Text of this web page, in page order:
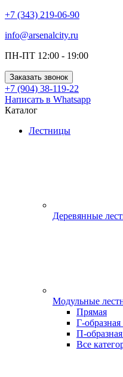
+7 (343) 219-06-90
info@arsenalcity.ru
ПН-ПТ 12:00 - 19:00
Заказать звонок
+7 (904) 38-119-22
Написать в Whatsapp
Каталог
Лестницы
Деревянные
Модульные
Прямая
Г-
П-
Все